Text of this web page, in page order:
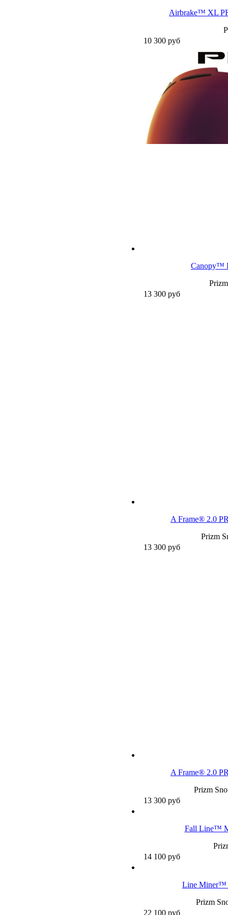
Airbrake™ XL
10 300 руб
Canopy™
13 300 руб
A Frame® 2.0
Prizm
13 300 руб
A Frame® 2.0
Prizm
13 300 руб
Fall Line™
14 100 руб
Line Miner™
Prizm
22 100 руб